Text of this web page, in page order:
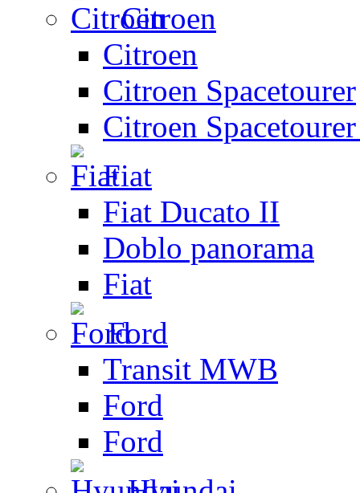
Citroen
Citroen
Citroen Spacetourer
Citroen
Fiat
Fiat Ducato II
Doblo panorama
Fiat
Ford
Transit MWB
Ford
Ford